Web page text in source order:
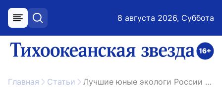
меню поиск 8 августа 2026, Суббота
ссылка на главную
Главная Статьи Лучшие юные экологи России живут в селе Тополево